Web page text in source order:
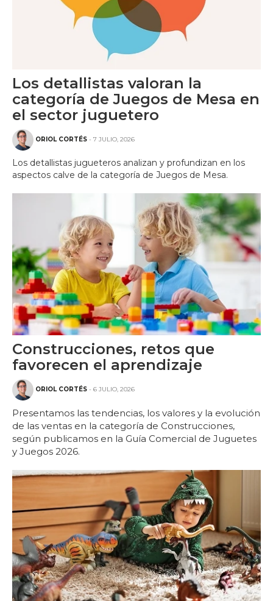
Los detallistas valoran la
categoría de Juegos de Mesa en
el sector juguetero
ORIOL CORTÉS - 7 JULIO, 2026
Los detallistas jugueteros analizan y profundizan en los
aspectos calve de la categoría de Juegos de Mesa.
Construcciones, retos que
favorecen el aprendizaje
ORIOL CORTÉS - 6 JULIO, 2026
Presentamos las tendencias, los valores y la evolución
de las ventas en la categoría de Construcciones,
según publicamos en la Guía Comercial de Juguetes
y Juegos 2026.